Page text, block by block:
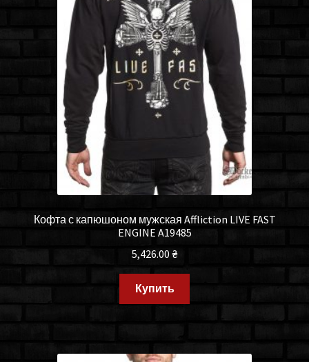
Кофта с капюшоном мужская Affliction LIVE FAST
ENGINE A19485
5,426.00 ₴
Купить